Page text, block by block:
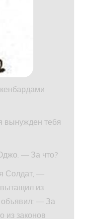
вынужден тебя
— За что?
Солдат, —
из
объявил: — За
из законов